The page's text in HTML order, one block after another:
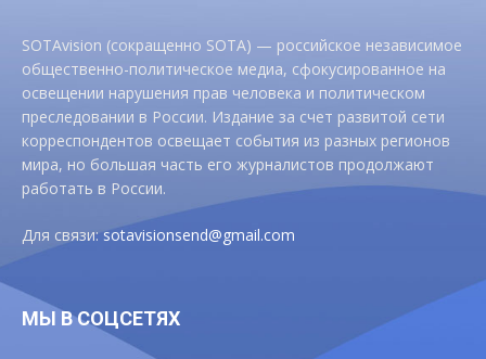
SOTAvision (сокращенно SOTA) — российское независимое
общественно-политическое медиа, сфокусированное на
освещении нарушения прав человека и политическом
преследовании в России. Издание за счет развитой сети
корреспондентов освещает события из разных регионов
мира, но большая часть его журналистов продолжают
работать в России.
Для связи:sotavisionsend@gmail.com
МЫ В СОЦСЕТЯХ